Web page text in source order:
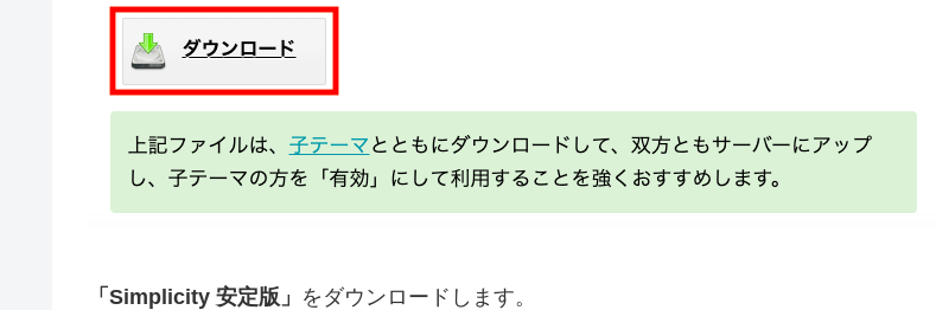
「Simplicity 安定版」 をダウンロードします。